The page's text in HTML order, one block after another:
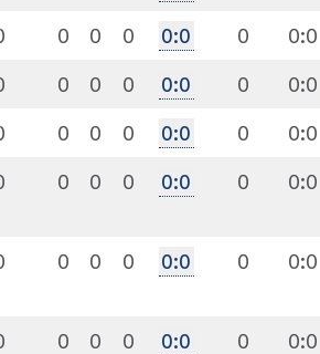
0 0 0 0:0 0 0:0
0 0 0 0:0 0 0:0
0 0 0 0:0 0 0:0
0 0 0 0:0 0 0:0
0 0 0 0:0 0 0:0
0 0 0 0:0 0 0:0